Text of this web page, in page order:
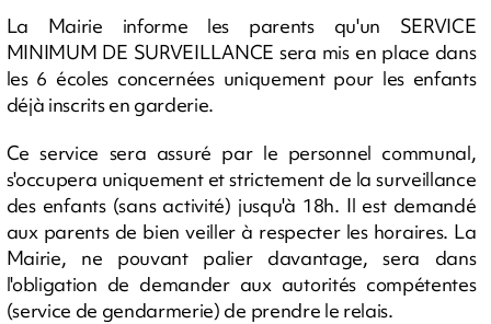
La Mairie informe les parents qu'un SERVICE
MINIMUM DE SURVEILLANCE sera mis en place dans
les 6 écoles concernées uniquement pour les enfants
déjà inscrits en garderie.
Ce service sera assuré par le personnel communal,
s'occupera uniquement et strictement de la surveillance
des enfants (sans activité) jusqu'à 18h. Il est demandé
aux parents de bien veiller à respecter les horaires. La
Mairie, ne pouvant palier davantage, sera dans
l'obligation de demander aux autorités compétentes
(service de gendarmerie) de prendre le relais.